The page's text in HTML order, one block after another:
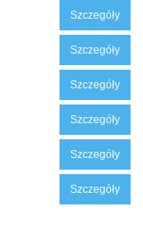
Szczegóły
Szczegóły
Szczegóły
Szczegóły
Szczegóły
Szczegóły